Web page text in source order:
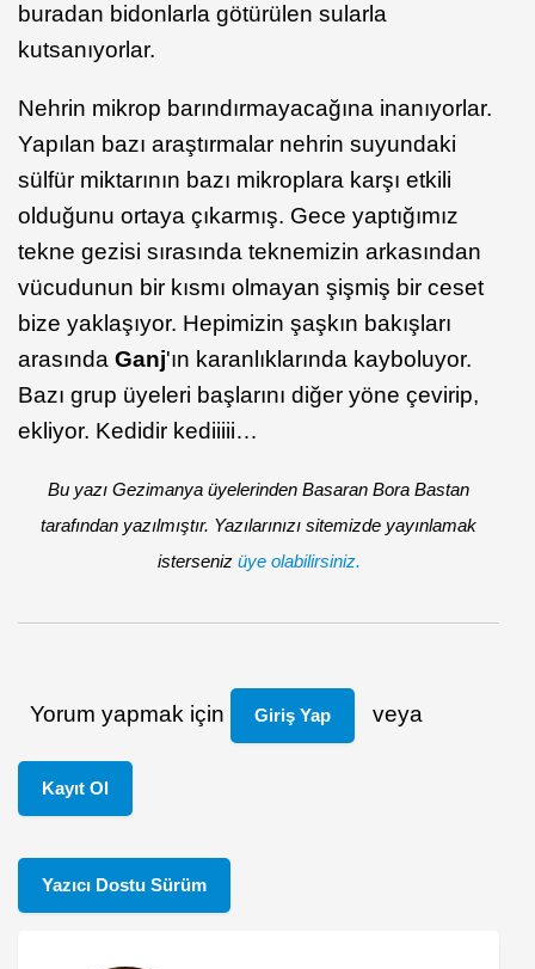
buradan bidonlarla götürülen sularla
kutsanıyorlar.
Nehrin mikrop barındırmayacağına inanıyorlar.
Yapılan bazı araştırmalar nehrin suyundaki
sülfür miktarının bazı mikroplara karşı etkili
olduğunu ortaya çıkarmış. Gece yaptığımız
tekne gezisi sırasında teknemizin arkasından
vücudunun bir kısmı olmayan şişmiş bir ceset
bize yaklaşıyor. Hepimizin şaşkın bakışları
arasında Ganj'ın karanlıklarında kayboluyor.
Bazı grup üyeleri başlarını diğer yöne çevirip,
ekliyor. Kedidir kediiiii…
Bu yazı Gezimanya üyelerinden Basaran Bora Bastan
tarafından yazılmıştır. Yazılarınızı sitemizde yayınlamak
isterseniz üye olabilirsiniz.
Yorum yapmak için Giriş Yap veya
Kayıt Ol
Yazıcı Dostu Sürüm